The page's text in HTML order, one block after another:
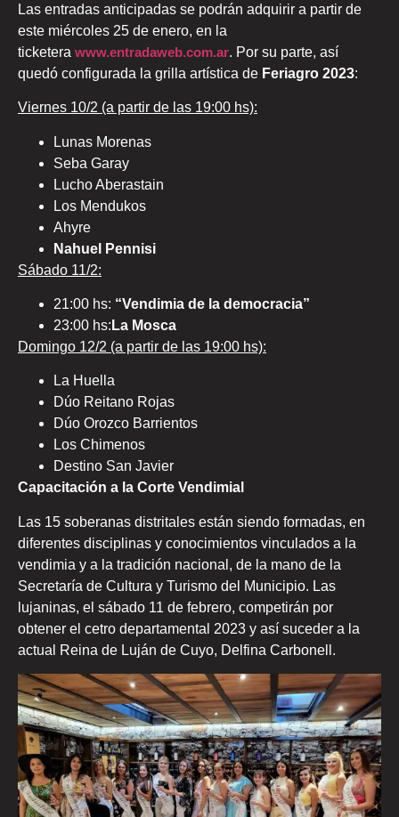
Las entradas anticipadas se podrán adquirir a partir de
este miércoles 25 de enero, en la
ticketera www.entradaweb.com.ar. Por su parte, así
quedó configurada la grilla artística de Feriagro 2023:
Viernes 10/2 (a partir de las 19:00 hs):
Lunas Morenas
Seba Garay
Lucho Aberastain
Los Mendukos
Ahyre
Nahuel Pennisi
Sábado 11/2:
21:00 hs: “Vendimia de la democracia”
23:00 hs: La Mosca
Domingo 12/2 (a partir de las 19:00 hs):
La Huella
Dúo Reitano Rojas
Dúo Orozco Barrientos
Los Chimenos
Destino San Javier
Capacitación a la Corte Vendimial
Las 15 soberanas distritales están siendo formadas, en
diferentes disciplinas y conocimientos vinculados a la
vendimia y a la tradición nacional, de la mano de la
Secretaría de Cultura y Turismo del Municipio. Las
lujaninas, el sábado 11 de febrero, competirán por
obtener el cetro departamental 2023 y así suceder a la
actual Reina de Luján de Cuyo, Delfina Carbonell.